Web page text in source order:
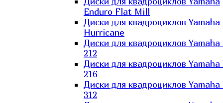
Enduro Flat Mill
Диски для квадроциклов Yamaha
Hurricane
Диски для квадроциклов
212
Диски для квадроциклов
216
Диски для квадроциклов
312